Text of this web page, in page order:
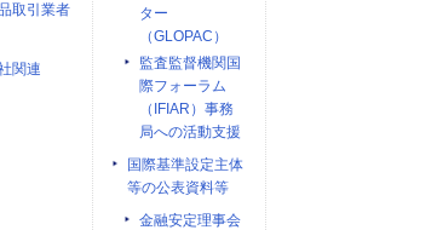
取引業者
関連
ター
（GLOPAC）
監査監督機関国
際フォーラム
（IFIAR）事務
局への活動支援
国際基準設定主体
等の公表資料等
金融安定理事会